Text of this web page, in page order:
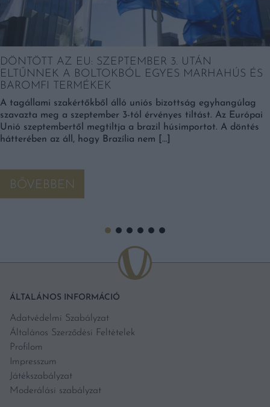
DÖNTÖTT AZ EU: SZEPTEMBER 3. UTÁN
ELTŰNNEK A BOLTOKBÓL EGYES MARHAHÚS ÉS
BAROMFI TERMÉKEK
A tagállami szakértőkből álló uniós bizottság egyhangúlag
szavazta meg a szeptember 3-tól érvényes tiltást. Az Európai
Unió szeptembertől megtiltja a brazil húsimportot. A döntés
hátterében az áll, hogy Brazília nem […]
BŐVEBBEN
ÁLTALÁNOS INFORMÁCIÓ
Adatvédelmi Szabályzat
Általános Szerződési Feltételek
Profilom
Impresszum
Játékszabályzat
Moderálási szabályzat